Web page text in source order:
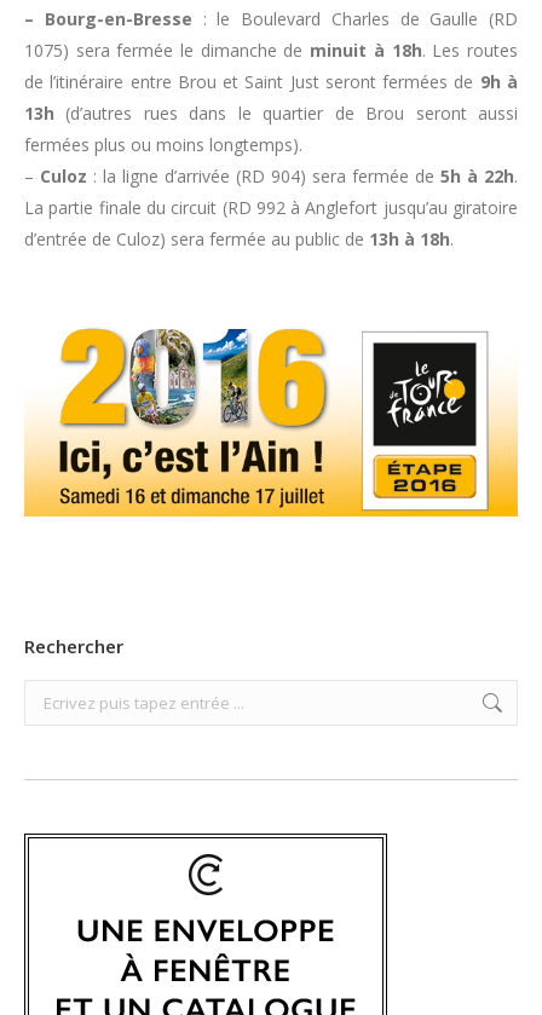
– Bourg-en-Bresse : le Boulevard Charles de Gaulle (RD
1075) sera fermée le dimanche de minuit à 18h. Les routes
de l’itinéraire entre Brou et Saint Just seront fermées de 9h à
13h (d’autres rues dans le quartier de Brou seront aussi
fermées plus ou moins longtemps).
– Culoz : la ligne d’arrivée (RD 904) sera fermée de 5h à 22h.
La partie finale du circuit (RD 992 à Anglefort jusqu’au giratoire
d’entrée de Culoz) sera fermée au public de 13h à 18h.
Rechercher
Search: